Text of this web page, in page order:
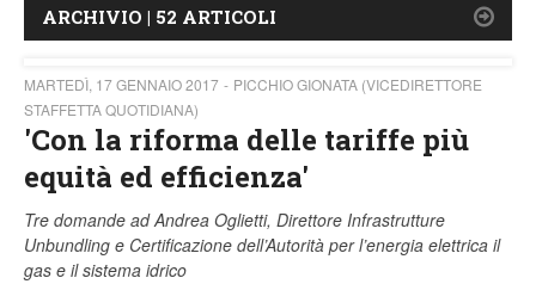
ARCHIVIO | 52 ARTICOLI
MARTEDÌ, 17 GENNAIO 2017
PICCHIO GIONATA (VICEDIRETTORE
STAFFETTA QUOTIDIANA)
'Con la riforma delle tariffe più
equità ed efficienza'
Tre domande ad Andrea Oglietti, Direttore Infrastrutture
Unbundling e Certificazione dell’Autorità per l’energia elettrica il
gas e il sistema idrico